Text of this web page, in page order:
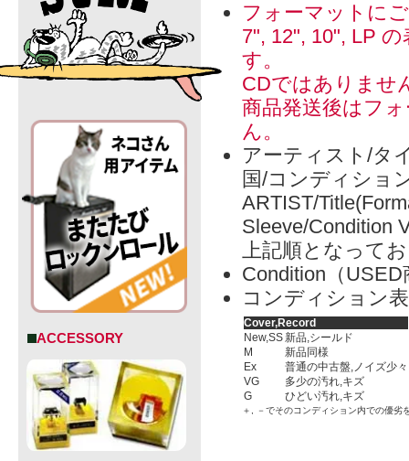
ACCESSORY
フォーマットに
7", 12", 10", LP
す。
CDではありませ
商品発送後はフ
ん。
アーティスト/タ
国/コンディショ
ARTIST/
Sleeve/Condition
上記順となって
Condition（
コンディション
Cover,Record
New,SS新品,シールド
M
新品同様
Ex
普通の中古盤,ノイズ少々
VG
多少の汚れ,キズ
G
ひどい汚れ,キズ
＋, －でそのコンディション内での優劣